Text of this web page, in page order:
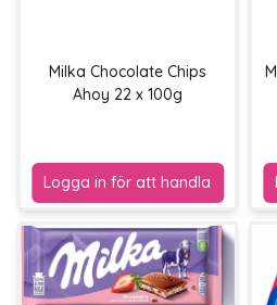
Milka Chocolate Chips
Ahoy 22 x 100g